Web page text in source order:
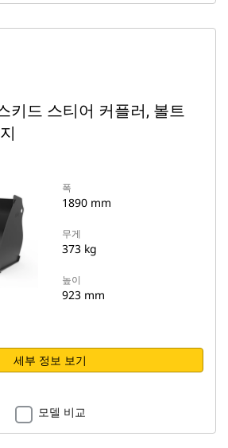
키드 스티어 커플러, 볼트
폭
1890 mm
무게
373 kg
높이
923 mm
세부 정보 보기
모델 비교